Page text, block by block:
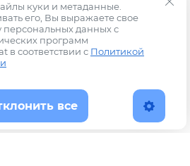
куки и метаданные.
его, Вы выражаете свое
персональных данных с
программ
в соответствии с Политикой
все